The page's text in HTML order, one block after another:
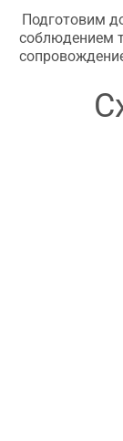
Подготовим
соблюдением